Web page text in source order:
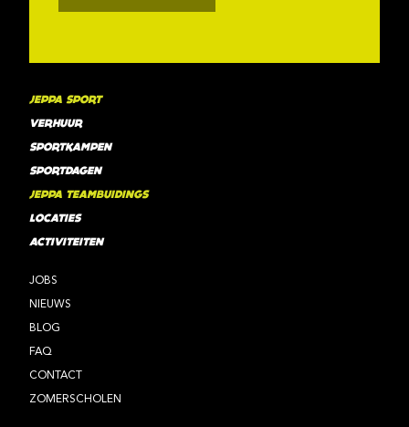
JEPPA SPORT
VERHUUR
SPORTKAMPEN
SPORTDAGEN
JEPPA TEAMBUIDINGS
LOCATIES
ACTIVITEITEN
JOBS
NIEUWS
BLOG
FAQ
CONTACT
ZOMERSCHOLEN